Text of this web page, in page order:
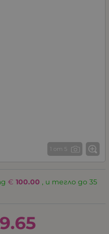
1 от 5
100.00
€
, и тегло до 35